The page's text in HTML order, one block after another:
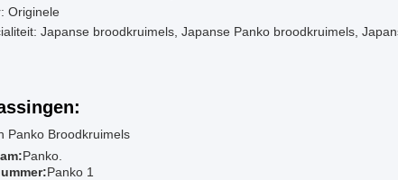
Originele
Japanse broodkruimels, Japanse Panko broodkruimels,
Panko Broodkruimels
Panko.
Panko 1